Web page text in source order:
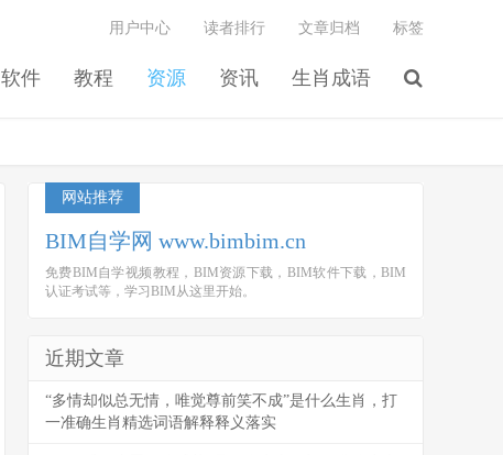
软件 教程 资源 资讯 生肖成语
用户中心 读者排行 文章归档 标签
网站推荐
BIM自学网 www.bimbim.cn
免费BIM自学视频教程，BIM资源下载，BIM软件下载，BIM
认证考试等，学习BIM从这里开始。
近期文章
“多情却似总无情，唯觉尊前笑不成”是什么生肖，打
一准确生肖精选词语解释释义落实